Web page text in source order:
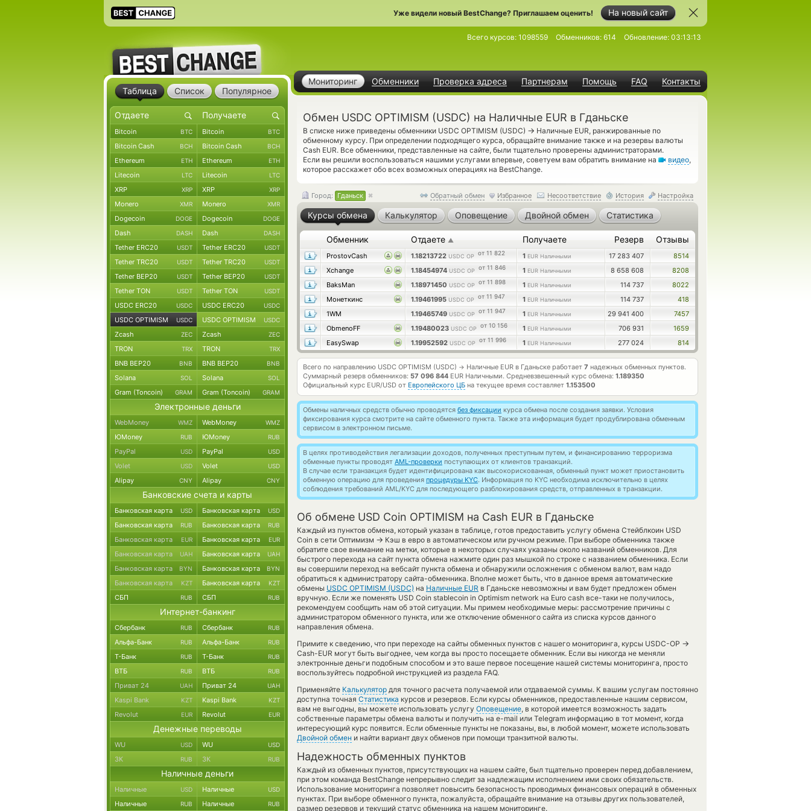
На новый сайт
Уже видели новый BestChange? Приглашаем оценить!
Мониторинг Обменники Проверка адреса Партнерам Помощь FAQ Контакты
Всего курсов: 1098559 Обменников: 614 Обновление: 03:13:13
Обмен USDC OPTIMISM (USDC) на Наличные EUR в Гданьске
В списке ниже приведены обменники USDC OPTIMISM (USDC) → Наличные EUR, ранжированные по
обменному курсу. При определении подходящего курса, обращайте внимание также и на резервы валюты
Cash EUR. Все обменники, представленные на сайте, были тщательно проверены администраторами.
Если вы решили воспользоваться нашими услугами впервые, советуем вам обратить внимание на
видео,
которое расскажет обо всех возможных операциях на BestChange.
Обратный обмен Избранное Несоответствие История Настройка
Город: Гданьск
Курсы обмена Калькулятор Оповещение Двойной обмен Статистика
Обменник Отдаете ▲ Получаете Резерв Отзывы
ProstovCash 1.18213722 USDC OP от 11 822 1 EUR Наличными 17 283 407
8514
Xchange
1.18454974 USDC OP от 11 846 1 EUR Наличными 8 658 608
8208
BaksMan
1.18971450 USDC OP от 11 898 1 EUR Наличными 114 737
8022
Монеткинс
1.19461995 USDC OP от 11 947 1 EUR Наличными 114 737
418
1WM
1.19465749 USDC OP от 11 947 1 EUR Наличными 29 941 400
7457
ObmenoFF
1.19480023 USDC OP от 10 156 1 EUR Наличными 706 931
1659
EasySwap
1.19952592 USDC OP от 11 996 1 EUR Наличными 277 024 814
Всего по направлению USDC OPTIMISM (USDC) → Наличные EUR в Гданьске работает 7 надежных обменных пунктов.
Суммарный резерв обменников: 57 096 844 EUR Наличными. Средневзвешенный курс обмена: 1.189350
Официальный курс EUR/USD от Европейского ЦБ на текущее время составляет 1.153500
Обмены наличных средств обычно проводятся без фиксации курса обмена после создания заявки. Условия
фиксирования курса смотрите на сайте обменного пункта. Также эта информация будет продублирована обменным
сервисом в электронном письме.
В целях противодействия легализации доходов, полученных преступным путем, и финансированию терроризма
обменные пункты проводят AML-проверки поступающих от клиентов транзакций.
В случае если транзакция будет идентифицирована как высокорискованная, обменный пункт может приостановить
обменную операцию для проведения процедуры KYC. Информация по KYC необходима исключительно в целях
соблюдения требований AML/KYC для последующего разблокирования средств, отправленных в транзакции.
Об обмене USD Coin OPTIMISM на Cash EUR в Гданьске
Каждый из пунктов обмена, который указан в таблице, готов предоставить услугу обмена Стейблкоин USD
Coin в сети Оптимизм → Кэш в евро в автоматическом или ручном режиме. При выборе обменника также
обратите свое внимание на метки, которые в некоторых случаях указаны около названий обменников. Для
быстрого перехода на сайт пункта обмена нажмите один раз мышкой по строке с названием обменника. Если
вы совершили переход на вебсайт пункта обмена и обнаружили осложнения с обменом валют, вам надо
обратиться к администратору сайта-обменника. Вполне может быть, что в данное время автоматические
обмены USDC OPTIMISM (USDC) на Наличные EUR в Гданьске невозможны и вам будет предложен обмен
вручную. Если же поменять USD Coin stablecoin in Optimism network на Euro cash все-таки не получилось,
рекомендуем сообщить нам об этой ситуации. Мы примем необходимые меры: рассмотрение причины с
администратором обменного пункта, или же отключение обменного сайта из списка курсов данного
направления обмена.
Примите к сведению, что при переходе на сайты обменных пунктов с нашего мониторинга, курсы USDC-OP →
Cash-EUR могут быть выгоднее, чем когда вы просто посещаете обменник. Если вы никогда не меняли
электронные деньги подобным способом и это ваше первое посещение нашей системы мониторинга, просто
воспользуйтесь подробной инструкцией из раздела FAQ.
Применяйте Калькулятор для точного расчета получаемой или отдаваемой суммы. К вашим услугам постоянно
доступна точная Статистика курсов и резервов. Если курсы обменников, предоставленные нашим сервисом,
вам не выгодны, вы можете использовать услугу Оповещение, в которой имеется возможность задать
собственные параметры обмена валюты и получить на e-mail или Telegram информацию в тот момент, когда
интересующий курс появится. Если обменные пункты не показаны, вы, в любой момент, можете использовать
Двойной обмен и найти вариант двух обменов при помощи транзитной валюты.
Надежность обменных пунктов
Каждый из обменных пунктов, присутствующих на нашем сайте, был тщательно проверен перед добавлением,
при этом команда BestChange непрерывно следит за надлежащим исполнением ими своих обязательств.
Использование мониторинга позволяет повысить безопасность проводимых финансовых операций в обменных
пунктах. При выборе обменного пункта, пожалуйста, обращайте внимание на отзывы других пользователей,
размер резервов и текущий статус обменника на нашем мониторинге.
Таблица Список Популярное
Bitcoin BTC Bitcoin BTC
Bitcoin Cash BCH Bitcoin Cash BCH
Ethereum ETH Ethereum ETH
Litecoin LTC Litecoin LTC
XRP XRP XRP XRP
Monero XMR Monero XMR
Dogecoin DOGE Dogecoin DOGE
Dash DASH Dash DASH
Tether ERC20 USDT Tether ERC20 USDT
Tether TRC20 USDT Tether TRC20 USDT
Tether BEP20 USDT Tether BEP20 USDT
Tether TON USDT Tether TON USDT
USDC ERC20 USDC USDC ERC20 USDC
USDC OPTIMISM USDC USDC OPTIMISM USDC
Zcash ZEC Zcash ZEC
TRON TRX TRON TRX
BNB BEP20 BNB BNB BEP20 BNB
Solana SOL Solana SOL
Gram (Toncoin) GRAM Gram (Toncoin) GRAM
Электронные деньги
WebMoney WMZ WebMoney WMZ
ЮMoney RUB ЮMoney RUB
PayPal USD PayPal USD
Volet USD Volet USD
Alipay CNY Alipay CNY
Банковские счета и карты
Банковская карта USD Банковская карта USD
Банковская карта RUB Банковская карта RUB
Банковская карта EUR Банковская карта EUR
Банковская карта UAH Банковская карта UAH
Банковская карта BYN Банковская карта BYN
Банковская карта KZT Банковская карта KZT
СБП RUB СБП RUB
Интернет-банкинг
Сбербанк RUB Сбербанк RUB
Альфа-Банк RUB Альфа-Банк RUB
Т-Банк RUB Т-Банк RUB
ВТБ RUB ВТБ RUB
Приват 24 UAH Приват 24 UAH
Kaspi Bank KZT Kaspi Bank KZT
Revolut EUR Revolut EUR
Денежные переводы
WU USD WU USD
ЗК RUB ЗК RUB
Наличные деньги
Наличные USD Наличные USD
Наличные RUB Наличные RUB